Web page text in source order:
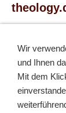
... Twitter
Rätseln &
Wir
und Ihnen
Mit dem